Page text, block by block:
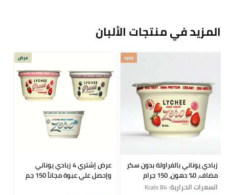
المزيد في منتجات الألبان
جديد
زبادي يوناني بالفراولة بدون سكر
مضاف، 0% دهون، 150 جرام
السعرات الحرارية: 84 Kcals
عرض
عرض إشتري 4 زبادي يوناني
وإحصل علي عبوة مجاناً 150 جم